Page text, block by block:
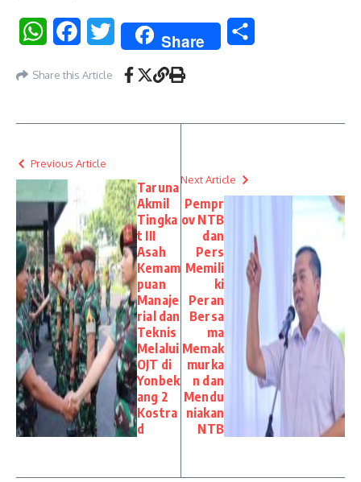
WhatsAppFacebookTwitter Share
Share this Article
Previous Article
Taruna
Akmil
Tingka
t III
Asah
Kemam
puan
Manaje
rial dan
Teknis
Melalui
OJT di
Yonbek
ang 2
Kostra
d
Next Article
Pempr
ov NTB
dan
Pers
Memili
ki
Peran
Bersa
ma
Memak
murka
n dan
Mendu
niakan
NTB